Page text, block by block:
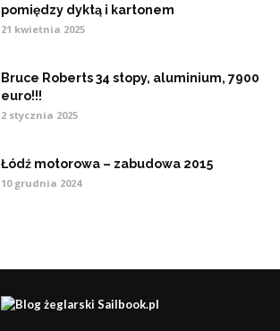
pomiędzy dyktą i kartonem
21 kwietnia 2025
Bruce Roberts 34 stopy, aluminium, 7900
euro!!!
2 stycznia 2025
Łódź motorowa – zabudowa 2015
10 grudnia 2024